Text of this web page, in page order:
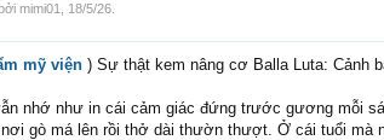
mimi01 18/5/26
mỹ viện ) Sự thật kem nâng cơ Balla Luta: Cảnh
nhớ như in cái cảm giác đứng trước gương mỗi
gò má lên rồi thở dài thườn thượt. Ở cái tuổi mà